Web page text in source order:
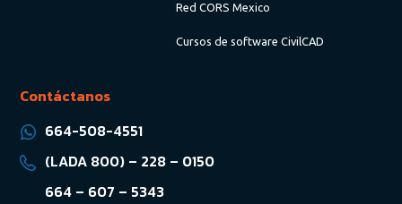
Red CORS Mexico
Cursos de software CivilCAD
Contáctanos
664-508-4551
(LADA 800) – 228 – 0150
664 – 607 – 5343